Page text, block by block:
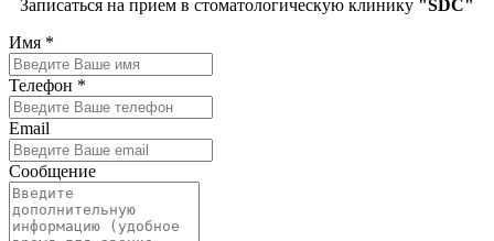
Записаться на прием в стоматологическую клинику "SDC"
Имя *
Телефон *
Email
Сообщение